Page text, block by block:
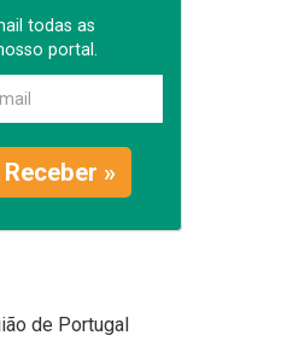
todas as
portal.
»
de Portugal